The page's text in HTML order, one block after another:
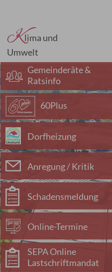
Klima und
Umwelt
Gemeinderäte &
Ratsinfo
60Plus
Dorfheizung
Anregung / Kritik
Schadensmeldung
Online-Termine
SEPA Online
Lastschriftmandat